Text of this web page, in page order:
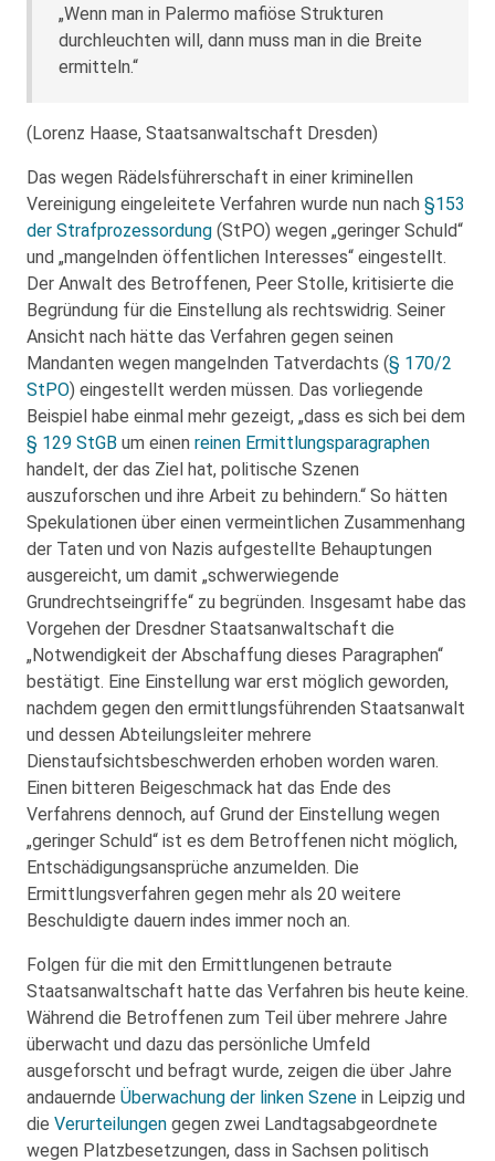
„Wenn man in Palermo mafiöse Strukturen
durchleuchten will, dann muss man in die Breite
ermitteln.“
(Lorenz Haase, Staatsanwaltschaft Dresden)
Das wegen Rädelsführerschaft in einer kriminellen
Vereinigung eingeleitete Verfahren wurde nun nach §153
der Strafprozessordung (StPO) wegen „geringer Schuld“
und „mangelnden öffentlichen Interesses“ eingestellt.
Der Anwalt des Betroffenen, Peer Stolle, kritisierte die
Begründung für die Einstellung als rechtswidrig. Seiner
Ansicht nach hätte das Verfahren gegen seinen
Mandanten wegen mangelnden Tatverdachts (§ 170/2
StPO) eingestellt werden müssen. Das vorliegende
Beispiel habe einmal mehr gezeigt, „dass es sich bei dem
§ 129 StGB um einen reinen Ermittlungsparagraphen
handelt, der das Ziel hat, politische Szenen
auszuforschen und ihre Arbeit zu behindern.“ So hätten
Spekulationen über einen vermeintlichen Zusammenhang
der Taten und von Nazis aufgestellte Behauptungen
ausgereicht, um damit „schwerwiegende
Grundrechtseingriffe“ zu begründen. Insgesamt habe das
Vorgehen der Dresdner Staatsanwaltschaft die
„Notwendigkeit der Abschaffung dieses Paragraphen“
bestätigt. Eine Einstellung war erst möglich geworden,
nachdem gegen den ermittlungsführenden Staatsanwalt
und dessen Abteilungsleiter mehrere
Dienstaufsichtsbeschwerden erhoben worden waren.
Einen bitteren Beigeschmack hat das Ende des
Verfahrens dennoch, auf Grund der Einstellung wegen
„geringer Schuld“ ist es dem Betroffenen nicht möglich,
Entschädigungsansprüche anzumelden. Die
Ermittlungsverfahren gegen mehr als 20 weitere
Beschuldigte dauern indes immer noch an.
Folgen für die mit den Ermittlungenen betraute
Staatsanwaltschaft hatte das Verfahren bis heute keine.
Während die Betroffenen zum Teil über mehrere Jahre
überwacht und dazu das persönliche Umfeld
ausgeforscht und befragt wurde, zeigen die über Jahre
andauernde Überwachung der linken Szene in Leipzig und
die Verurteilungen gegen zwei Landtagsabgeordnete
wegen Platzbesetzungen, dass in Sachsen politisch